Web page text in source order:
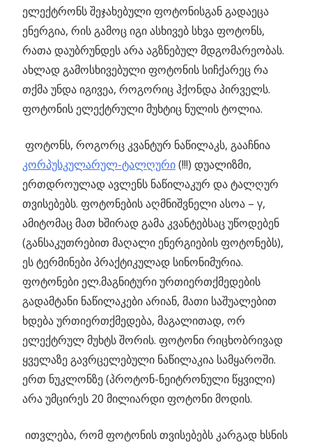
ელექტრონს შეჯახებული ფოტონისგან გადაეცა
ენერგია, რის გამოც იგი ასხივებ სხვა ფოტონს,
რათა დაუბრუნდეს არა აგზნებულ მდგომარეობას.
ახლად გამოსხივებული ფოტონის სიჩქარეც რა
თქმა უნდა იგივეა, როგორიც ჰქონდა პირველს.
ფოტონის ელექტრული მუხტიც ნულის ტოლია.
ფოტონს, როგორც კვანტურ ნაწილაკს, გააჩნია
კორპუსკულარულ-ტალღური(!!!) დუალიზმი,
ერთდროულად ავლენს ნაწილაკურ და ტალღურ
თვისებებს. ფოტონების აღმნიშვნელი ასოა – γ,
ამიტომაც მათ ხშირად გამა კვანტებსაც უწოდებენ
(განსაკუთრებით მაღალი ენერგიების ფოტონებს),
ეს ტერმინები პრაქტიკულად სინონიმურია.
ფოტონები ელ.მაგნიტური ურთიერთქმედების
გადამტანი ნაწილაკები არიან, მათი საშუალებით
ხდება ურთიერთქმედება, მაგალითად, ორ
ელექტრულ მუხტს შორის. ფოტონი რიცხობრივად
ყველაზე გავრცელებული ნაწილაკია სამყაროში.
ერთ ნუკლონზე (პროტონ-ნეიტრონული წყვილი)
არა უმცირეს 20 მილიარდი ფოტონი მოდის.
ითვლება, რომ ფოტონის თვისებებს კარგად ხსნის